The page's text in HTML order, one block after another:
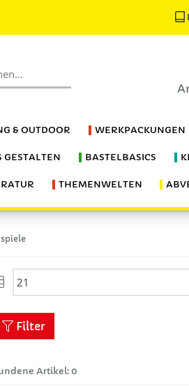
& OUTDOOR WERKPACKUNGEN
GESTALTEN BASTELBASICS
THEMENWELTEN
Artikel: 0
Filter